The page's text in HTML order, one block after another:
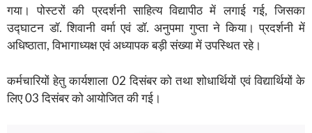
गया। पोस्टरों की प्रदर्शनी साहित्य विद्यापीठ में लगाई गई, जिसका
उद्घाटन डॉ. शिवानी वर्मा एवं डॉ. अनुपमा गुप्ता ने किया। प्रदर्शनी में
अधिष्ठाता, विभागाध्यक्ष एवं अध्यापक बड़ी संख्या में उपस्थित रहे।
कर्मचारियों हेतु कार्यशाला 02 दिसंबर को तथा शोधार्थियों एवं विद्यार्थियों के
लिए 03 दिसंबर को आयोजित की गई।